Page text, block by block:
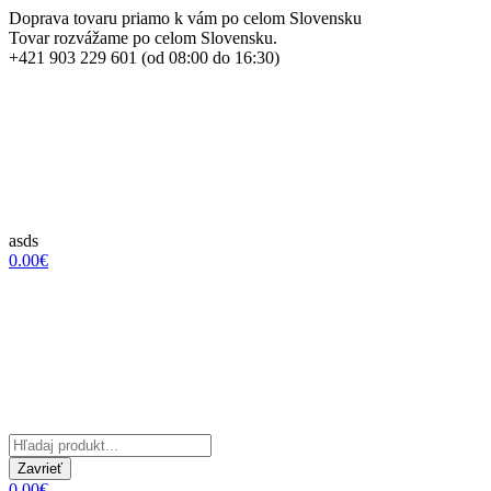
Doprava tovaru priamo k vám po celom Slovensku
Tovar rozvážame po celom Slovensku.
+421 903 229 601 (od 08:00 do 16:30)
asds
0.00€
Zavrieť